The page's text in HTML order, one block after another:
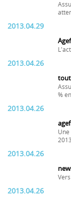
2013.04.29
2013.04.26
%
2013.04.26
2013.04.26
2013.04.26